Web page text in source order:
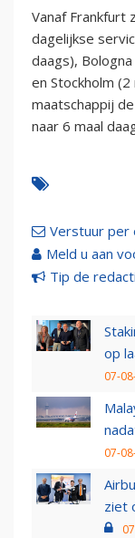
Vanaf Frankfurt
dagelijkse
daags),
en Stockholm
maatschappij
naar 6 maal
Verstuur per
Meld u aan
Tip de
op
07-
07-
ziet